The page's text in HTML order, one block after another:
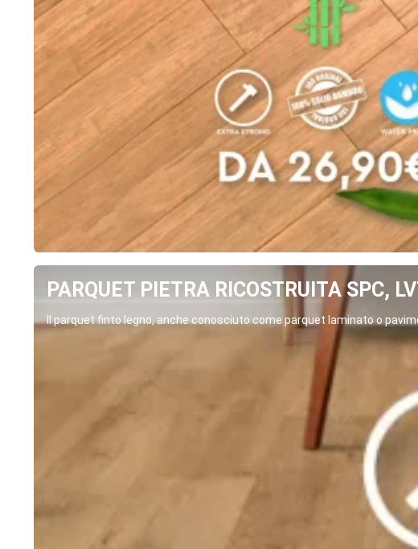
PARQUET PIETRA RICOSTRUITA SPC,
Il parquet finto legno, anche conosciuto come parquet laminato o